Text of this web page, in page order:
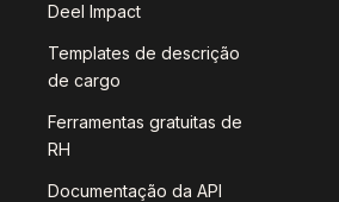
Deel Impact
Templates de descrição
de cargo
Ferramentas gratuitas de
RH
Documentação da API